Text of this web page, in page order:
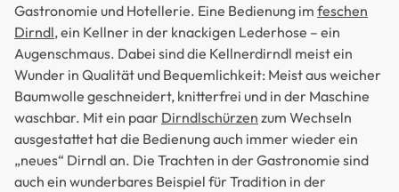
Gastronomie und Hotellerie. Eine Bedienung im feschen
Dirndl, ein Kellner in der knackigen Lederhose – ein
Augenschmaus. Dabei sind die Kellnerdirndl meist ein
Wunder in Qualität und Bequemlichkeit: Meist aus weicher
Baumwolle geschneidert, knitterfrei und in der Maschine
waschbar. Mit ein paar Dirndlschürzen zum Wechseln
ausgestattet hat die Bedienung auch immer wieder ein
„neues“ Dirndl an. Die Trachten in der Gastronomie sind
auch ein wunderbares Beispiel für Tradition in der